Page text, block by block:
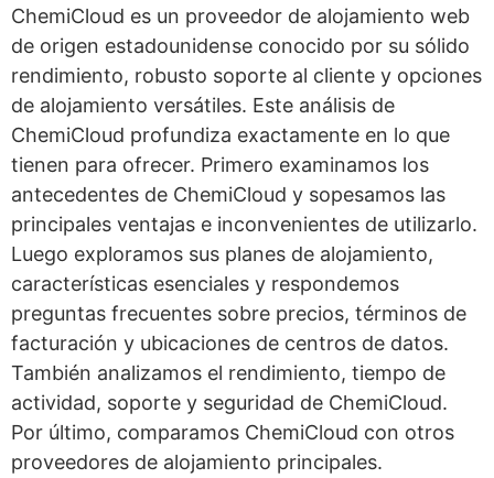
ChemiCloud es un proveedor de alojamiento web
de origen estadounidense conocido por su sólido
rendimiento, robusto soporte al cliente y opciones
de alojamiento versátiles. Este análisis de
ChemiCloud profundiza exactamente en lo que
tienen para ofrecer. Primero examinamos los
antecedentes de ChemiCloud y sopesamos las
principales ventajas e inconvenientes de utilizarlo.
Luego exploramos sus planes de alojamiento,
características esenciales y respondemos
preguntas frecuentes sobre precios, términos de
facturación y ubicaciones de centros de datos.
También analizamos el rendimiento, tiempo de
actividad, soporte y seguridad de ChemiCloud.
Por último, comparamos ChemiCloud con otros
proveedores de alojamiento principales.